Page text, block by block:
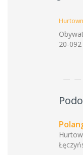
20-